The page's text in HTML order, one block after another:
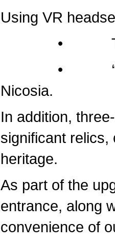
Using VR
• Touring
• “Visiting”
Nicosia.
In addition,
significant relics,
heritage.
As part of the
entrance, along
convenience of